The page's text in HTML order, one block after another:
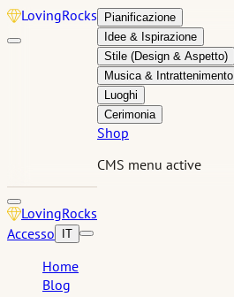
LovingRocks
Pianificazione
Idee & Ispirazione
Stile (Design & Aspetto)
Musica & Intrattenimento
Luoghi
Cerimonia
Shop
CMS menu active
LovingRocks
Accesso
IT
Home
Blog